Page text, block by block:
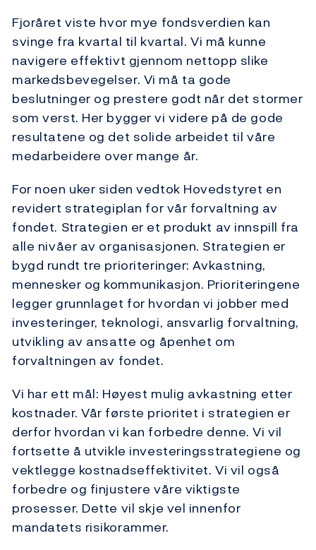
Fjoråret viste hvor mye fondsverdien kan
svinge fra kvartal til kvartal. Vi må kunne
navigere effektivt gjennom nettopp slike
markedsbevegelser. Vi må ta gode
beslutninger og prestere godt når det stormer
som verst. Her bygger vi videre på de gode
resultatene og det solide arbeidet til våre
medarbeidere over mange år.
For noen uker siden vedtok Hovedstyret en
revidert strategiplan for vår forvaltning av
fondet. Strategien er et produkt av innspill fra
alle nivåer av organisasjonen. Strategien er
bygd rundt tre prioriteringer: Avkastning,
mennesker og kommunikasjon. Prioriteringene
legger grunnlaget for hvordan vi jobber med
investeringer, teknologi, ansvarlig forvaltning,
utvikling av ansatte og åpenhet om
forvaltningen av fondet.
Vi har ett mål: Høyest mulig avkastning etter
kostnader. Vår første prioritet i strategien er
derfor hvordan vi kan forbedre denne. Vi vil
fortsette å utvikle investeringsstrategiene og
vektlegge kostnadseffektivitet. Vi vil også
forbedre og finjustere våre viktigste
prosesser. Dette vil skje vel innenfor
mandatets risikorammer.